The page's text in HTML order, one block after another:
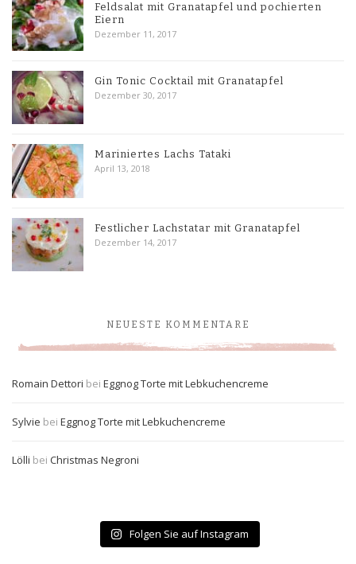
Feldsalat mit Granatapfel und pochierten
Eiern
Dezember 11, 2017
Gin Tonic Cocktail mit Granatapfel
Dezember 30, 2017
Mariniertes Lachs Tataki
April 13, 2018
Festlicher Lachstatar mit Granatapfel
Dezember 14, 2017
NEUESTE KOMMENTARE
Romain Dettori bei Eggnog Torte mit Lebkuchencreme
Sylvie bei Eggnog Torte mit Lebkuchencreme
Lölli bei Christmas Negroni
Folgen Sie auf Instagram